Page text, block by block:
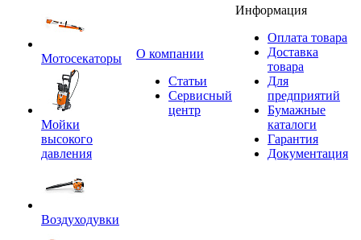
Мотосекаторы
Мойки
высокого
давления
Воздуходувки
O компании
Статьи
Сервисный
центр
Информация
Оплата товара
Доставка
товара
Для
предприятий
Бумажные
каталоги
Гарантия
Документация